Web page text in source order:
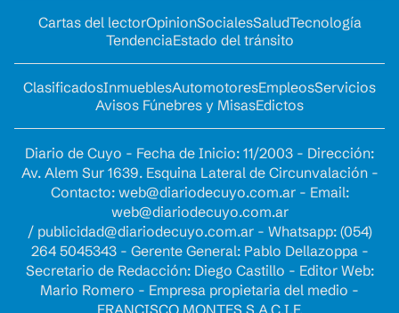
Cartas del lectorOpinionSocialesSaludTecnología
TendenciaEstado del tránsito
ClasificadosInmueblesAutomotoresEmpleosServicios
Avisos Fúnebres y MisasEdictos
Diario de Cuyo - Fecha de Inicio: 11/2003 - Dirección:
Av. Alem Sur 1639. Esquina Lateral de Circunvalación -
Contacto: web@diariodecuyo.com.ar- Email:
web@diariodecuyo.com.ar
/ publicidad@diariodecuyo.com.ar- Whatsapp: (054)
264 5045343 - Gerente General: Pablo Dellazoppa -
Secretario de Redacción: Diego Castillo - Editor Web:
Mario Romero - Empresa propietaria del medio -
FRANCISCO MONTES S.A.C.I.F.